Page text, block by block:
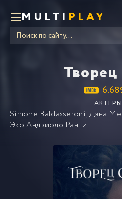
MULTI PLAY
Творец
Simone Baldasseroni,Дэна
Эко Андриоло Ранци